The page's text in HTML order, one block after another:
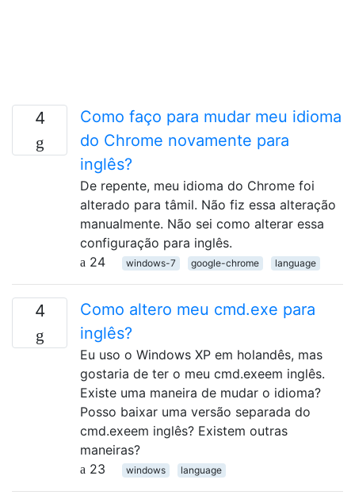
4
Como faço para mudar meu idioma
do Chrome novamente para
inglês?
De repente, meu idioma do Chrome foi
alterado para tâmil. Não fiz essa alteração
manualmente. Não sei como alterar essa
configuração para inglês.
24
windows-7 google-chrome language
4
Como altero meu cmd.exe para
inglês?
Eu uso o Windows XP em holandês, mas
gostaria de ter o meu cmd.exeem inglês.
Existe uma maneira de mudar o idioma?
Posso baixar uma versão separada do
cmd.exeem inglês? Existem outras
maneiras?
23
windows language